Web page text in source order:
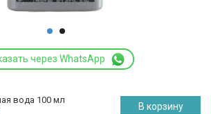
через WhatsApp
вода 100 мл
В корзину